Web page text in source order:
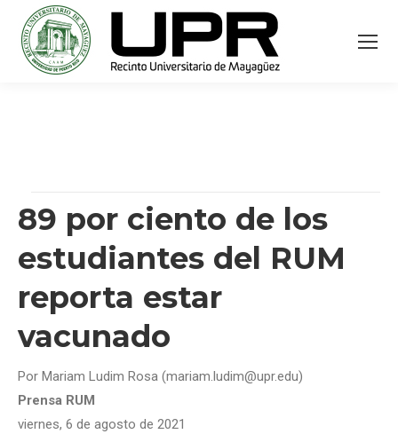
89 por ciento de los
estudiantes del RUM
reporta estar
vacunado
Por Mariam Ludim Rosa (mariam.ludim@upr.edu)
Prensa RUM
viernes, 6 de agosto de 2021